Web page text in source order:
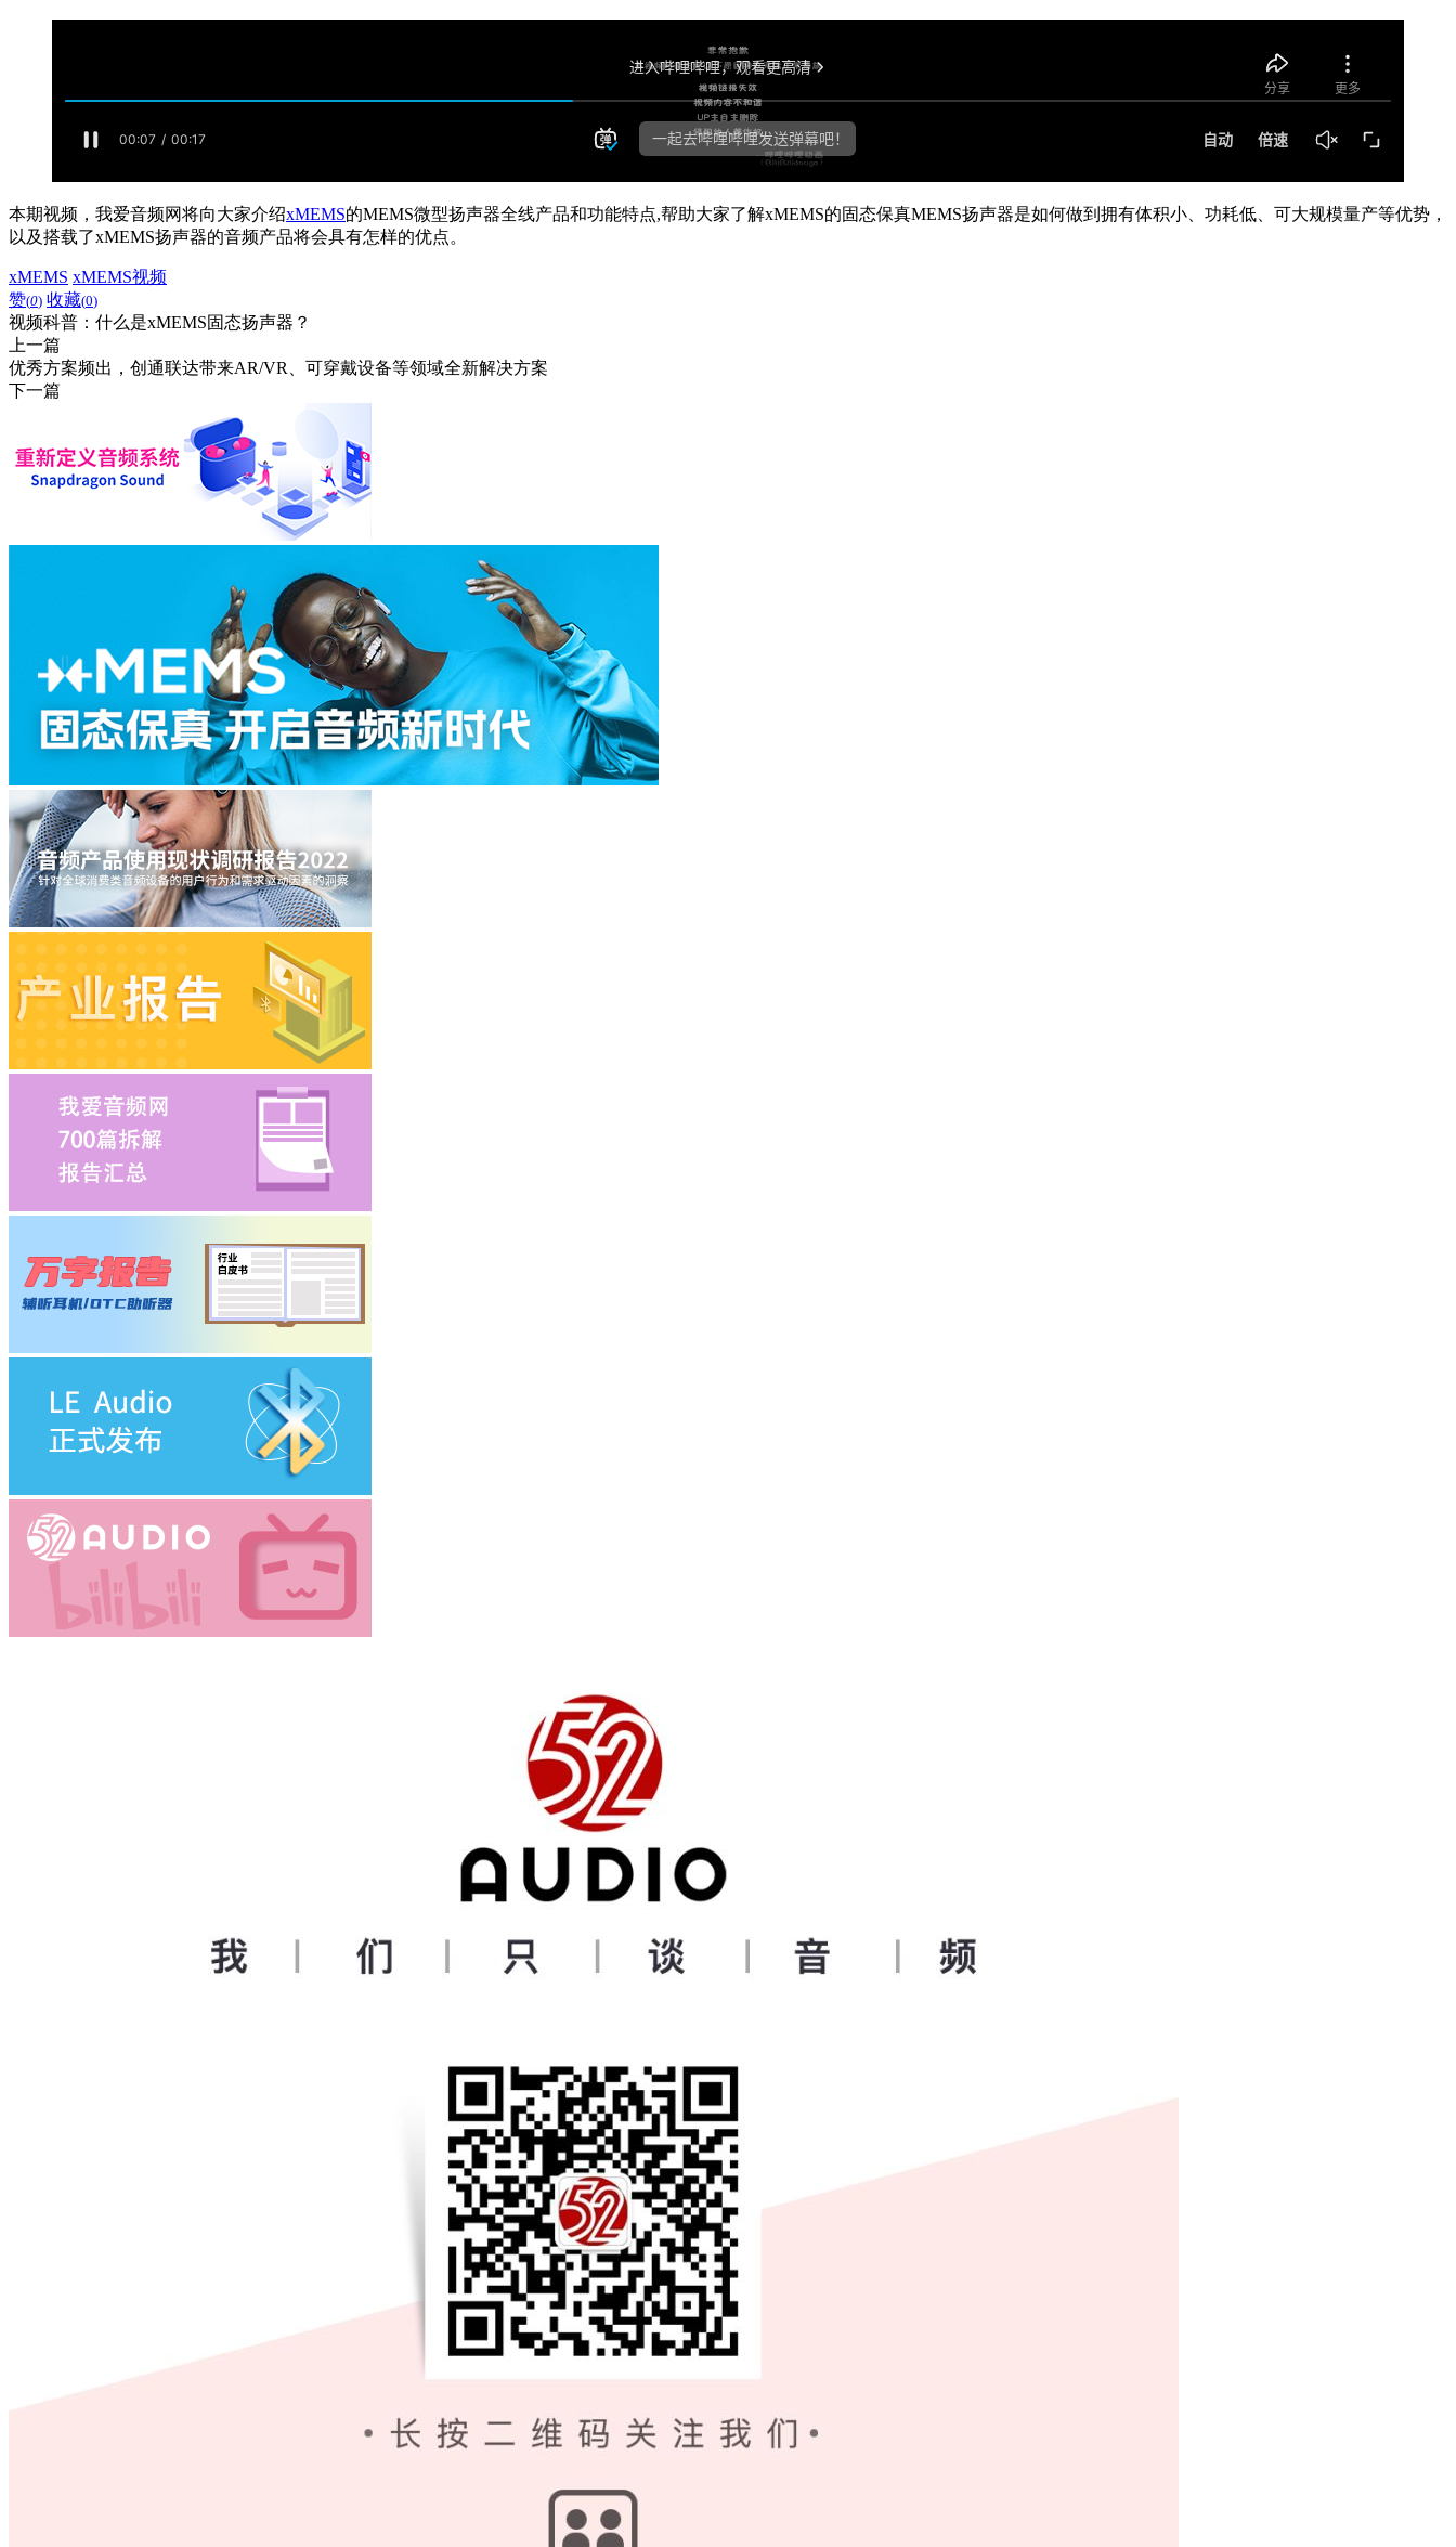
本期视频，我爱音频网将向大家介绍xMEMS的MEMS微型扬声器全线产品和功能特点,帮助大家了解xMEMS的固态保真MEMS扬声器是如何做到拥有体积小、功耗低、可大规模量产等优势，
以及搭载了xMEMS扬声器的音频产品将会具有怎样的优点。
xMEMS xMEMS视频
赞(0) 收藏(0)
视频科普：什么是xMEMS固态扬声器？
上一篇
优秀方案频出，创通联达带来AR/VR、可穿戴设备等领域全新解决方案
下一篇